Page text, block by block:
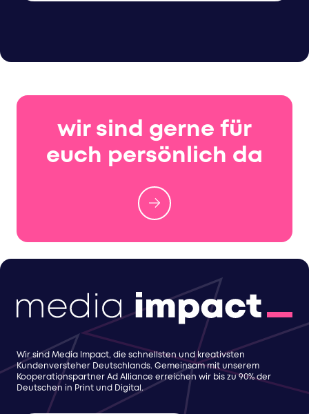
wir sind gerne für
euch persönlich da
Wir sind Media Impact, die schnellsten und kreativsten
Kundenversteher Deutschlands. Gemeinsam mit unserem
Kooperationspartner Ad Alliance erreichen wir bis zu 90% der
Deutschen in Print und Digital.